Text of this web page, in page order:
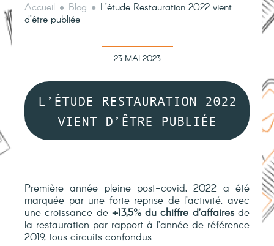
Accueil Blog
L’étude Restauration 2022 vient
d’être publiée
23 MAI 2023
L’ÉTUDE RESTAURATION 2022
VIENT D’ÊTRE PUBLIÉE
Première année pleine post-covid, 2022 a été
marquée par une forte reprise de l’activité, avec
une croissance de +13,5% du chiffre d’affaires de
la restauration par rapport à l’année de référence
2019, tous circuits confondus.